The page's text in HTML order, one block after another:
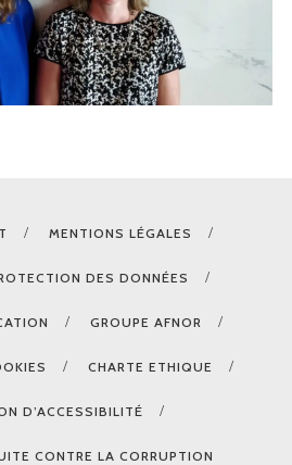
MENTIONS LÉGALES
DES DONNÉES
GROUPE AFNOR
CHARTE ETHIQUE
D’ACCESSIBILITÉ
CONTRE LA CORRUPTION